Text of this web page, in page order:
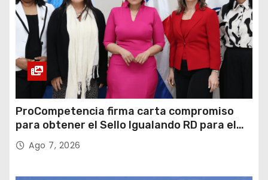
ProCompetencia firma carta compromiso
para obtener el Sello Igualando RD para el
Sector Público
Ago 7, 2026